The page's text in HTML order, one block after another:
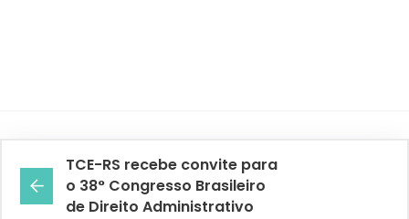
TCE-RS recebe convite para
o 38° Congresso Brasileiro
de Direito Administrativo